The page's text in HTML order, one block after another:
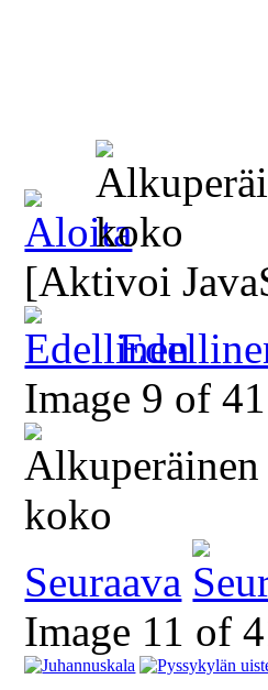
[Aktivoi
Image 9 of 41
Seuraava
Image 11 of